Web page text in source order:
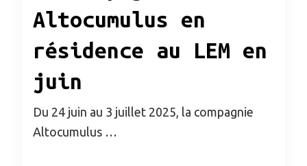
Altocumulus en
résidence au LEM en
juin
Du 24 juin au 3 juillet 2025, la compagnie
Altocumulus …